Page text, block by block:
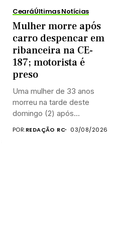
CearáÚltimas Notícias
Mulher morre após
carro despencar em
ribanceira na CE-
187; motorista é
preso
Uma mulher de 33 anos
morreu na tarde deste
domingo (2) após...
POR:REDAÇÃO RC 03/08/2026